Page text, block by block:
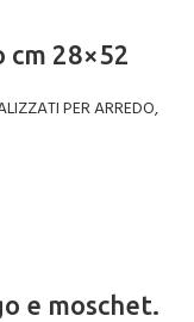
28×52
PER ARREDO,
e moschet.